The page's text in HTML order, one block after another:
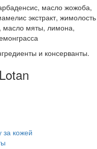
масло жожоба,
экстракт, жимолость
масло мяты, ли­мона,
и консерванты.
кожей